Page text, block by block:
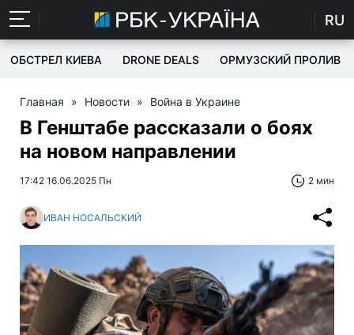
RU
ОБСТРЕЛ КИЕВА DRONE DEALS ОРМУЗСКИЙ ПРОЛИВ
Главная » Новости » Война в Украине
В Генштабе рассказали о боях
на новом направлении
17:42 16.06.2025 Пн 2 мин
ИВАН НОСАЛЬСКИЙ